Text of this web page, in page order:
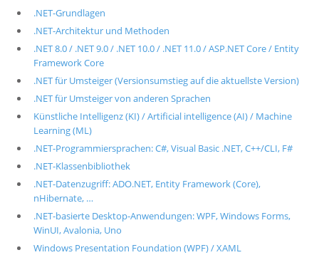
.NET-Grundlagen
.NET-Architektur und Methoden
.NET 8.0 / .NET 9.0 / .NET 10.0 / .NET 11.0 / ASP.NET Core / Entity
Framework Core
.NET für Umsteiger (Versionsumstieg auf die aktuellste Version)
.NET für Umsteiger von anderen Sprachen
Künstliche Intelligenz (KI) / Artificial intelligence (AI) / Machine
Learning (ML)
.NET-Programmiersprachen: C#, Visual Basic .NET, C++/CLI, F#
.NET-Klassenbibliothek
.NET-Datenzugriff: ADO.NET, Entity Framework (Core),
nHibernate, …
.NET-basierte Desktop-Anwendungen: WPF, Windows Forms,
WinUI, Avalonia, Uno
Windows Presentation Foundation (WPF) / XAML